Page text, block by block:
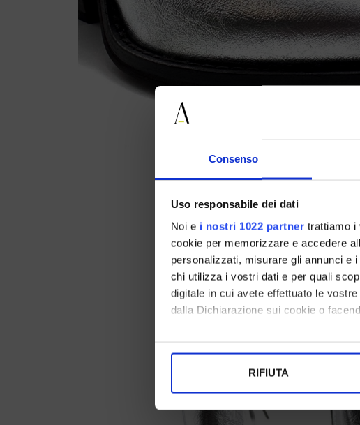
Consenso
Uso responsabile dei dati
Noi e i nostri 1022 partner trattiamo i
cookie per memorizzare e accedere
personalizzati, misurare gli annunci e
chi utilizza i vostri dati e per quali
digitale in cui avete effettuato le
dalla Dichiarazione sui cookie o
Con il tuo consenso, vorremmo anche:
Identificare il tuo dispositivo,
digitali).
Approfondisci come vengono
RIFIUTA